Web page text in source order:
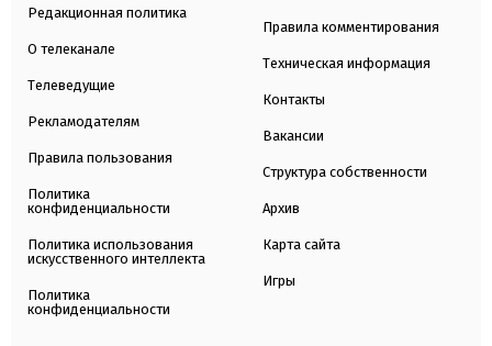
Редакционная политика
О телеканале
Телеведущие
Рекламодателям
Правила пользования
Политика
конфиденциальности
Политика использования
искусственного интеллекта
Политика
конфиденциальности
Правила комментирования
Техническая информация
Контакты
Вакансии
Структура собственности
Архив
Карта сайта
Игры